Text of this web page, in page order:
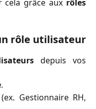
grâce aux rôles
rôle utilisateur
depuis vos
.
Gestionnaire RH,